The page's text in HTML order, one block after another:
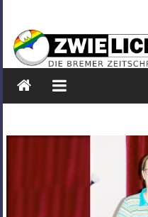
springen
ZWIELICHT
BREMEN
DIE